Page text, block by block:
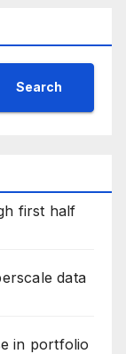
Search
first half
data
in portfolio